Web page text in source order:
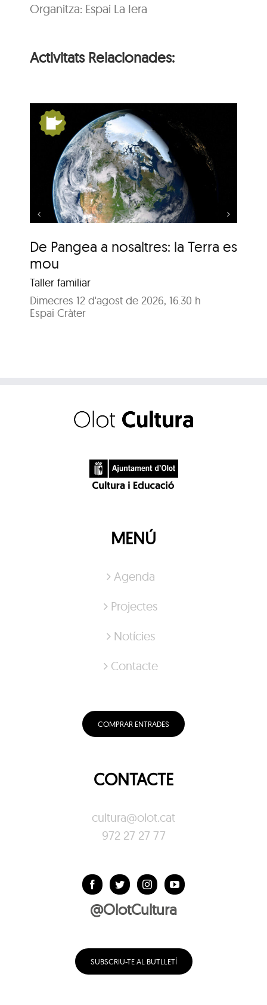
Organitza: Espai La Iera
Activitats Relacionades:
De Pangea a nosaltres: la Terra es
mou
Taller familiar
Dimecres 12 d'agost de 2026, 16.30 h
Espai Cràter
De Pangea a nosaltres:
la Terra es mou
MENÚ
Agenda
Projectes
Notícies
Contacte
COMPRAR ENTRADES
CONTACTE
cultura@olot.cat
972 27 27 77
@OlotCultura
SUBSCRIU-TE AL BUTLLETÍ